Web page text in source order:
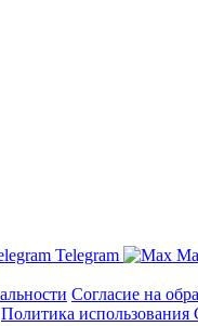
Telegram
Согласие на
Политика использования